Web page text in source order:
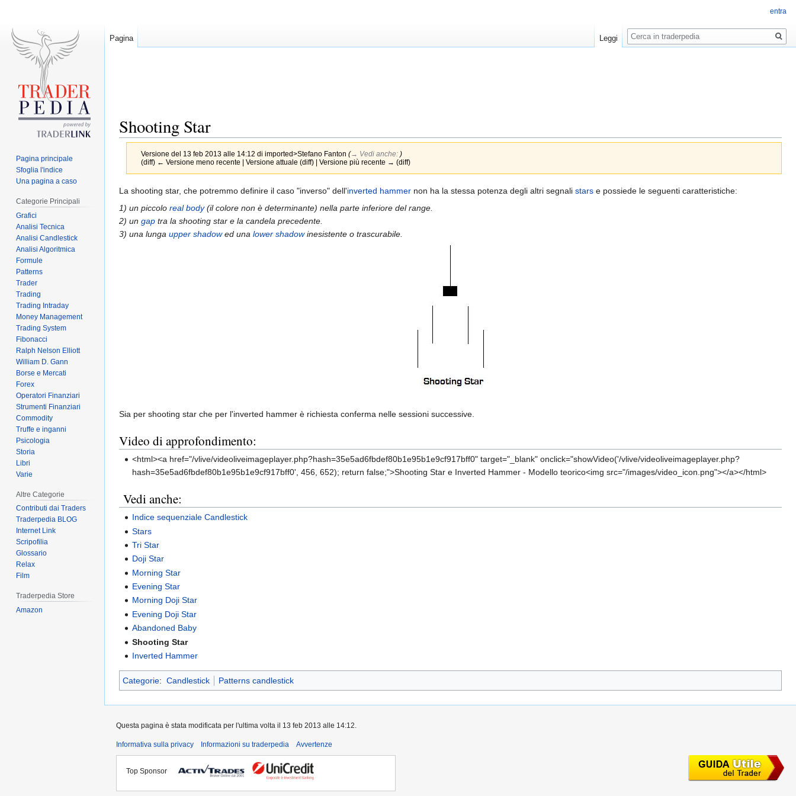
Shooting Star
Versione del 13 feb 2013 alle 14:12 di imported>Stefano Fanton (→‎ Vedi anche: )
(diff) ← Versione meno recente | Versione attuale (diff) | Versione più recente → (diff)
Jump
to
navigation
Jump
to
search
La shooting star, che potremmo definire il caso "inverso" dell'inverted hammer non ha la stessa potenza degli altri segnali stars e possiede le seguenti caratteristiche:
1) un piccolo real body(il colore non è determinante) nella parte inferiore del range.
2) un gap tra la shooting star e la candela precedente.
3) una lunga upper shadowed una lower shadowinesistente o trascurabile.
Sia per shooting star che per l'inverted hammer è richiesta conferma nelle sessioni successive.
Video di approfondimento:
<html><a href="/vlive/videoliveimageplayer.php?hash=35e5ad6fbdef80b1e95b1e9cf917bff0" target="_blank" onclick="showVideo('/vlive/videoliveimageplayer.php?
hash=35e5ad6fbdef80b1e95b1e9cf917bff0', 456, 652); return false;">Shooting Star e Inverted Hammer - Modello teorico<img src="/images/video_icon.png"></a></html>
Vedi anche:
Indice sequenziale Candlestick
Stars
Tri Star
Doji Star
Morning Star
Evening Star
Morning Doji Star
Evening Doji Star
Abandoned Baby
Shooting Star
Inverted Hammer
Categorie: Candlestick Patterns candlestick
entra
Pagina Leggi
Ricerca
Pagina principale
Sfoglia l'indice
Una pagina a caso
Categorie Principali
Grafici
Analisi Tecnica
Analisi Candlestick
Analisi Algoritmica
Formule
Patterns
Trader
Trading
Trading Intraday
Money Management
Trading System
Fibonacci
Ralph Nelson Elliott
William D. Gann
Borse e Mercati
Forex
Operatori Finanziari
Strumenti Finanziari
Commodity
Truffe e inganni
Psicologia
Storia
Libri
Varie
Altre Categorie
Contributi dai Traders
Traderpedia BLOG
Internet Link
Scripofilia
Glossario
Relax
Film
Traderpedia Store
Amazon
Questa pagina è stata modificata per l'ultima volta il 13 feb 2013 alle 14:12.
Informativa sulla privacy Informazioni su traderpedia Avvertenze
Top Sponsor